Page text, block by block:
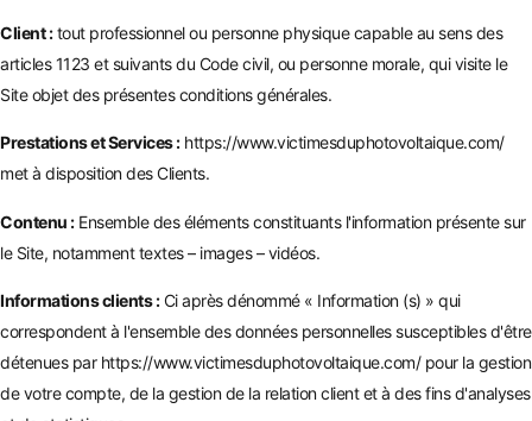
Client :tout professionnel ou personne physique capable au sens des
articles 1123 et suivants du Code civil, ou personne morale, qui visite le
Site objet des présentes conditions générales.
Prestations et Services : https://www.victimesduphotovoltaique.com/
met à disposition des Clients.
Contenu :Ensemble des éléments constituants l'information présente sur
le Site, notamment textes – images – vidéos.
Informations clients :Ci après dénommé « Information (s) » qui
correspondent à l'ensemble des données personnelles susceptibles d'être
détenues par https://www.victimesduphotovoltaique.com/pour la gestion
de votre compte, de la gestion de la relation client et à des fins d'analyses